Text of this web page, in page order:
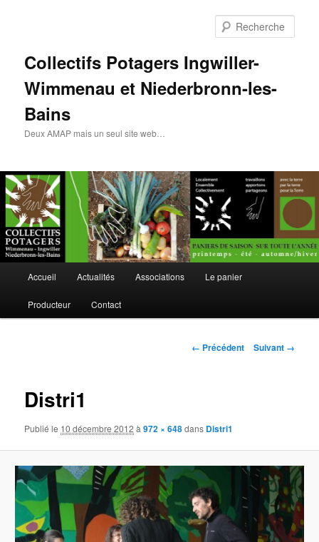
Collectifs Potagers Ingwiller-
Wimmenau et Niederbronn-les-
Bains
Deux AMAP mais un seul site web…
Aller
au
Accueil Actualités Associations Le panier
Producteur Contact
Navigation
← Précédent Suivant →
Distri1
Publié le 10 décembre 2012 à972 × 648dans Distri1